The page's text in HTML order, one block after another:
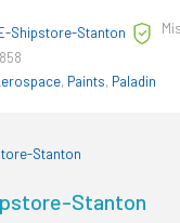
Shipstore-Stanton
, Paints, Paladin
Stanton